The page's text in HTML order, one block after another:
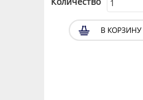
В КОРЗИНУ